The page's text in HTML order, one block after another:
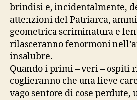
brindisi e, incidentalmente,
attenzioni del Patriarca,
geometrica scriminatura e
rilasceranno fenormoni
insalubre.
Quando i primi – veri – ospiti
coglieranno che una lieve
vago sentore di cose perdute,